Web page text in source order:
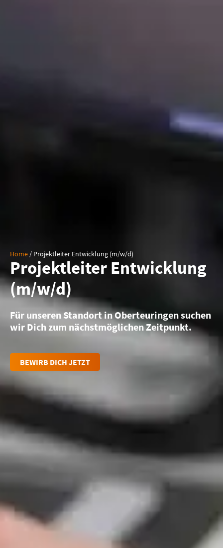
Home / Projektleiter Entwicklung (m/w/d)
Projektleiter Entwicklung
(m/w/d)
Für unseren Standort in Oberteuringen suchen
wir Dich zum nächstmöglichen Zeitpunkt.
BEWIRB DICH JETZT